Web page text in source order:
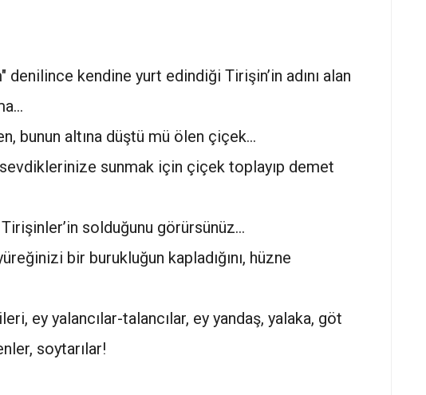
kendine yurt edindiği Tirişin’in adını alan
bunun altına düştü mü ölen çiçek…
sevdiklerinize sunmak için çiçek toplayıp demet
solduğunu görürsünüz…
bir burukluğun kapladığını, hüzne
ey yalancılar-talancılar, ey yandaş, yalaka, göt
soytarılar!